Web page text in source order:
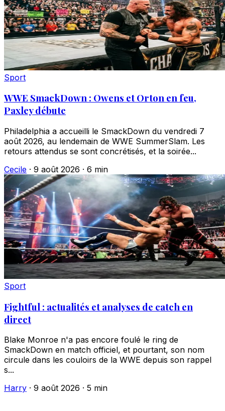
Sport
WWE SmackDown : Owens et Orton en feu,
Paxley débute
Philadelphia a accueilli le SmackDown du vendredi 7
août 2026, au lendemain de WWE SummerSlam. Les
retours attendus se sont concrétisés, et la soirée...
Cecile · 9 août 2026 · 6 min
Sport
Fightful : actualités et analyses de catch en
direct
Blake Monroe n'a pas encore foulé le ring de
SmackDown en match officiel, et pourtant, son nom
circule dans les couloirs de la WWE depuis son rappel
s...
Harry · 9 août 2026 · 5 min